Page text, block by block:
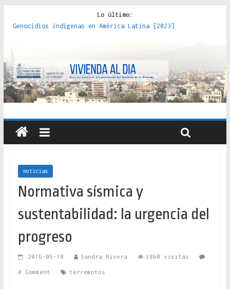
Lo último:
Genocidios indígenas en América Latina [2023]
políticas, prácticas y representaciones [2022]
crítica de las fronteras latinoamericanas [2020]
Criterios técnicos para una vivienda adecuada [2019]
Red de consultorios de la Caja del Seguro Obrero en
Santiago : un patrimonio emblemático [2014]
noticias
Normativa sísmica y
sustentabilidad: la urgencia del
progreso
2016-05-18 Sandra Rivera 3860 visitas
0 Comment terremotos